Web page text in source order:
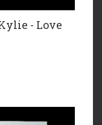
- Love